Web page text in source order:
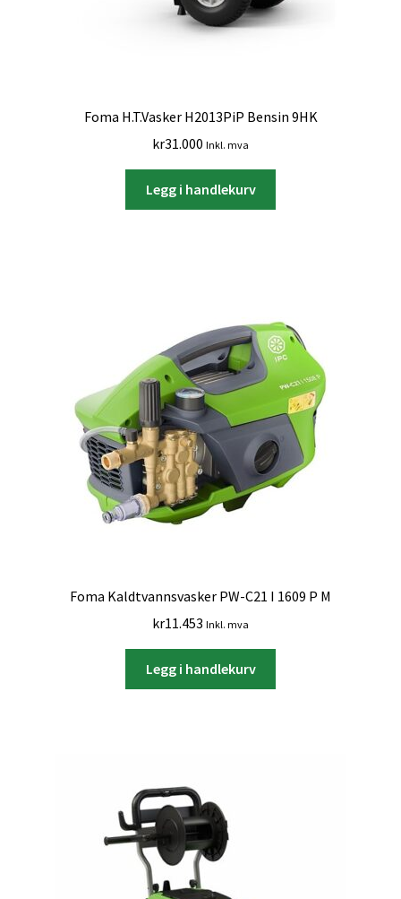
Foma H.T.Vasker H2013PiP Bensin 9HK
kr31.000 Inkl. mva
Legg i handlekurv
Foma Kaldtvannsvasker PW-C21 I 1609 P M
kr11.453 Inkl. mva
Legg i handlekurv